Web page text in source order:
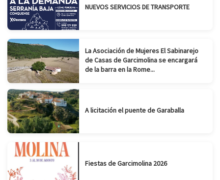
NUEVOS SERVICIOS DE TRANSPORTE
La Asociación de Mujeres El Sabinarejo
de Casas de Garcimolina se encargará
de la barra en la Rome...
A licitación el puente de Garaballa
Fiestas de Garcimolina 2026